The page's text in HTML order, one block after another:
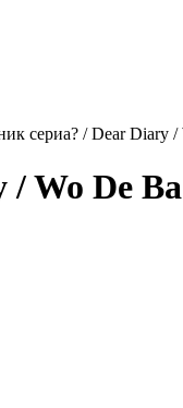
сериа? / Dear Diary
/ Wo De